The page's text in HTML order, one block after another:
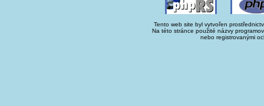
Tento web site byl vytvořen
Na této stránce použité názvy
nebo registrovanými